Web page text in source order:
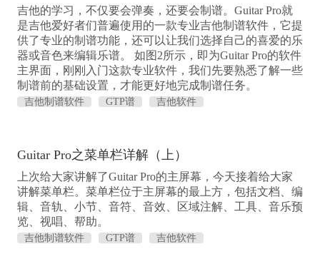
吉他的学习，不仅要会弹奏，还要会制谱。Guitar Pro就
是吉他爱好者们普遍使用的一款专业吉他制谱软件，它提
供了专业的制谱功能，还可以让我们选择自己的喜爱的乐
器或音色来编辑乐谱。 如图2所示，即为Guitar Pro的软件
主界面，刚刚入门这款专业软件，我们先要熟悉了解一些
制谱前的基础设置，才能更好地完成制谱任务。
吉他制谱软件 GTP谱 吉他软件
Guitar Pro之菜单栏详解（上）
上次给大家讲解了Guitar Pro的主屏幕，今天接着给大家
讲解菜单栏。菜单栏位于主屏幕的最上方，包括文档、编
辑、音轨、小节、音符、音效、区域注解、工具、音乐预
览、视唱、帮助。
吉他制谱软件 GTP谱 吉他软件